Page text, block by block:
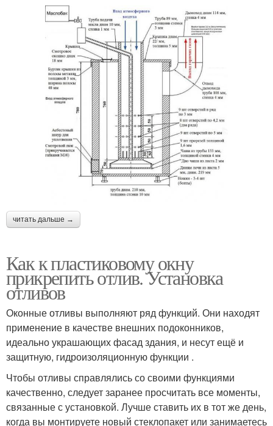
читать дальше →
Как к пластиковому окну
прикрепить отлив. Установка
отливов
Оконные отливы выполняют ряд функций. Они находят
применение в качестве внешних подоконников,
идеально украшающих фасад здания, и несут ещё и
защитную, гидроизоляционную функции .
Чтобы отливы справлялись со своими функциями
качественно, следует заранее просчитать все моменты,
связанные с установкой. Лучше ставить их в тот же день,
когда вы монтируете новый стеклопакет или занимаетесь